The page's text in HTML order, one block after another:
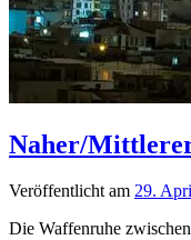
Naher/
Veröffentlicht am 29.
Die Waffenruhe